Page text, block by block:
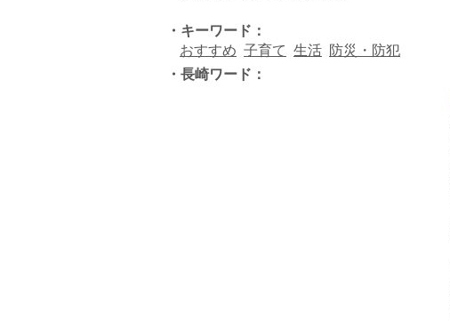
・キーワード：
おすすめ 子育て 生活 防災・防犯
・長崎ワード：